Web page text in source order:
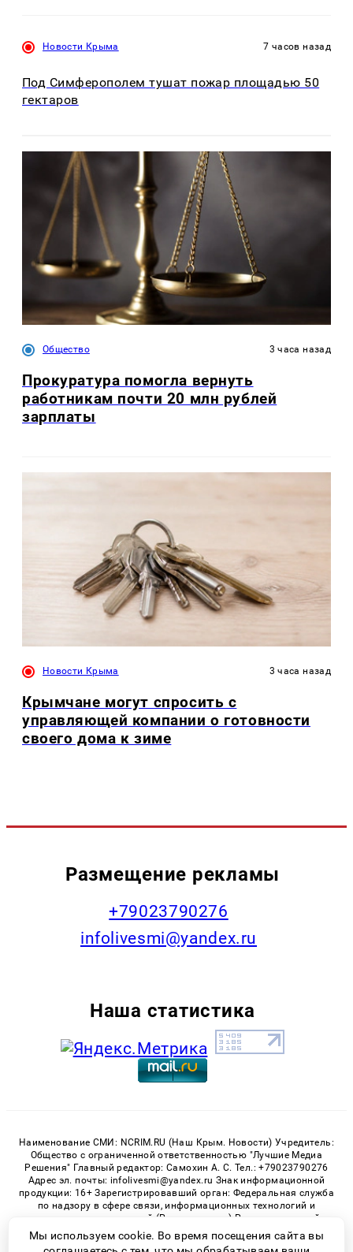
Новости Крыма 7 часов назад
Под Симферополем тушат пожар площадью 50
гектаров
Общество 3 часа назад
Прокуратура помогла вернуть
работникам почти 20 млн рублей
зарплаты
Новости Крыма 3 часа назад
Крымчане могут спросить с
управляющей компании о готовности
своего дома к зиме
Размещение рекламы
+79023790276
infolivesmi@yandex.ru
Наша статистика
Наименование СМИ: NCRIM.RU (Наш Крым. Новости) Учредитель:
Общество с ограниченной ответственностью "Лучшие Медиа
Решения" Главный редактор: Самохин А. С. Тел.: +79023790276
Адрес эл. почты: infolivesmi@yandex.ru Знак информационной
продукции: 16+ Зарегистрировавший орган: Федеральная служба
по надзору в сфере связи, информационных технологий и
массовых коммуникаций (Роскомнадзор) Регистрационный
номер СМИ ЭЛ № ФС 77 - 81150 от 02.06.2021
Мы используем cookie. Во время посещения сайта вы